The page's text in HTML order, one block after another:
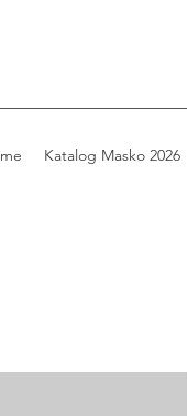
Katalog Masko 2026